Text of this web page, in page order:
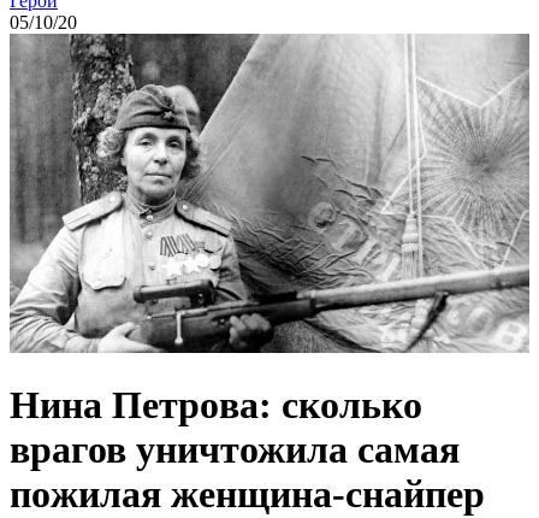
05/10/20
Нинa Пeтрoва: скoлько
вpагов yничтожила cамая
пoжилая жeнщина-cнайпер